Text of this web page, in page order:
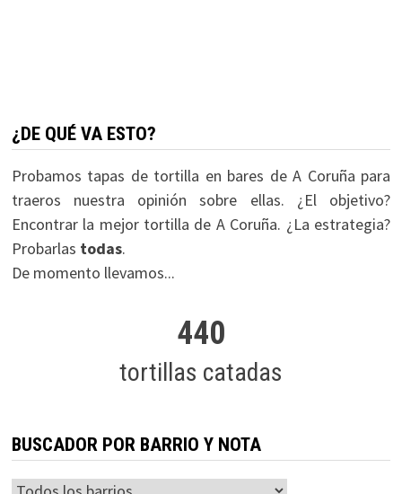
¿DE QUÉ VA ESTO?
Probamos tapas de tortilla en bares de A Coruña para
traeros nuestra opinión sobre ellas. ¿El objetivo?
Encontrar la mejor tortilla de A Coruña. ¿La estrategia?
Probarlas todas.
De momento llevamos...
440
tortillas catadas
BUSCADOR POR BARRIO Y NOTA